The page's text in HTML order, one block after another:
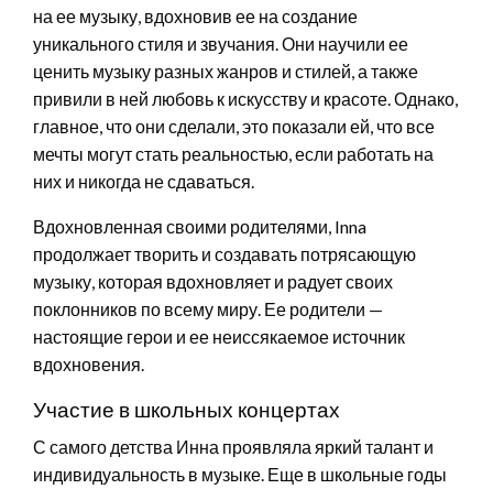
на ее музыку, вдохновив ее на создание
уникального стиля и звучания. Они научили ее
ценить музыку разных жанров и стилей, а также
привили в ней любовь к искусству и красоте. Однако,
главное, что они сделали, это показали ей, что все
мечты могут стать реальностью, если работать на
них и никогда не сдаваться.
Вдохновленная своими родителями, Inna
продолжает творить и создавать потрясающую
музыку, которая вдохновляет и радует своих
поклонников по всему миру. Ее родители —
настоящие герои и ее неиссякаемое источник
вдохновения.
Участие в школьных концертах
С самого детства Инна проявляла яркий талант и
индивидуальность в музыке. Еще в школьные годы